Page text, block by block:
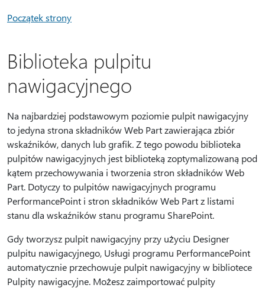
Początek strony
Biblioteka pulpitu
nawigacyjnego
Na najbardziej podstawowym poziomie pulpit nawigacyjny
to jedyna strona składników Web Part zawierająca zbiór
wskaźników, danych lub grafik. Z tego powodu biblioteka
pulpitów nawigacyjnych jest biblioteką zoptymalizowaną pod
kątem przechowywania i tworzenia stron składników Web
Part. Dotyczy to pulpitów nawigacyjnych programu
PerformancePoint i stron składników Web Part z listami
stanu dla wskaźników stanu programu SharePoint.
Gdy tworzysz pulpit nawigacyjny przy użyciu Designer
pulpitu nawigacyjnego, Usługi programu PerformancePoint
automatycznie przechowuje pulpit nawigacyjny w bibliotece
Pulpity nawigacyjne. Możesz zaimportować pulpity